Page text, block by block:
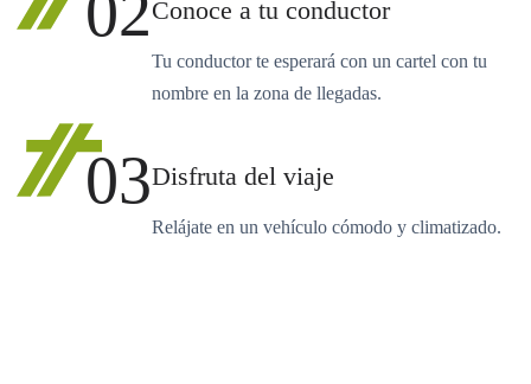
Conoce a tu conductor
Tu conductor te esperará con un cartel con tu
nombre en la zona de llegadas.
03Disfruta del viaje
Relájate en un vehículo cómodo y climatizado.